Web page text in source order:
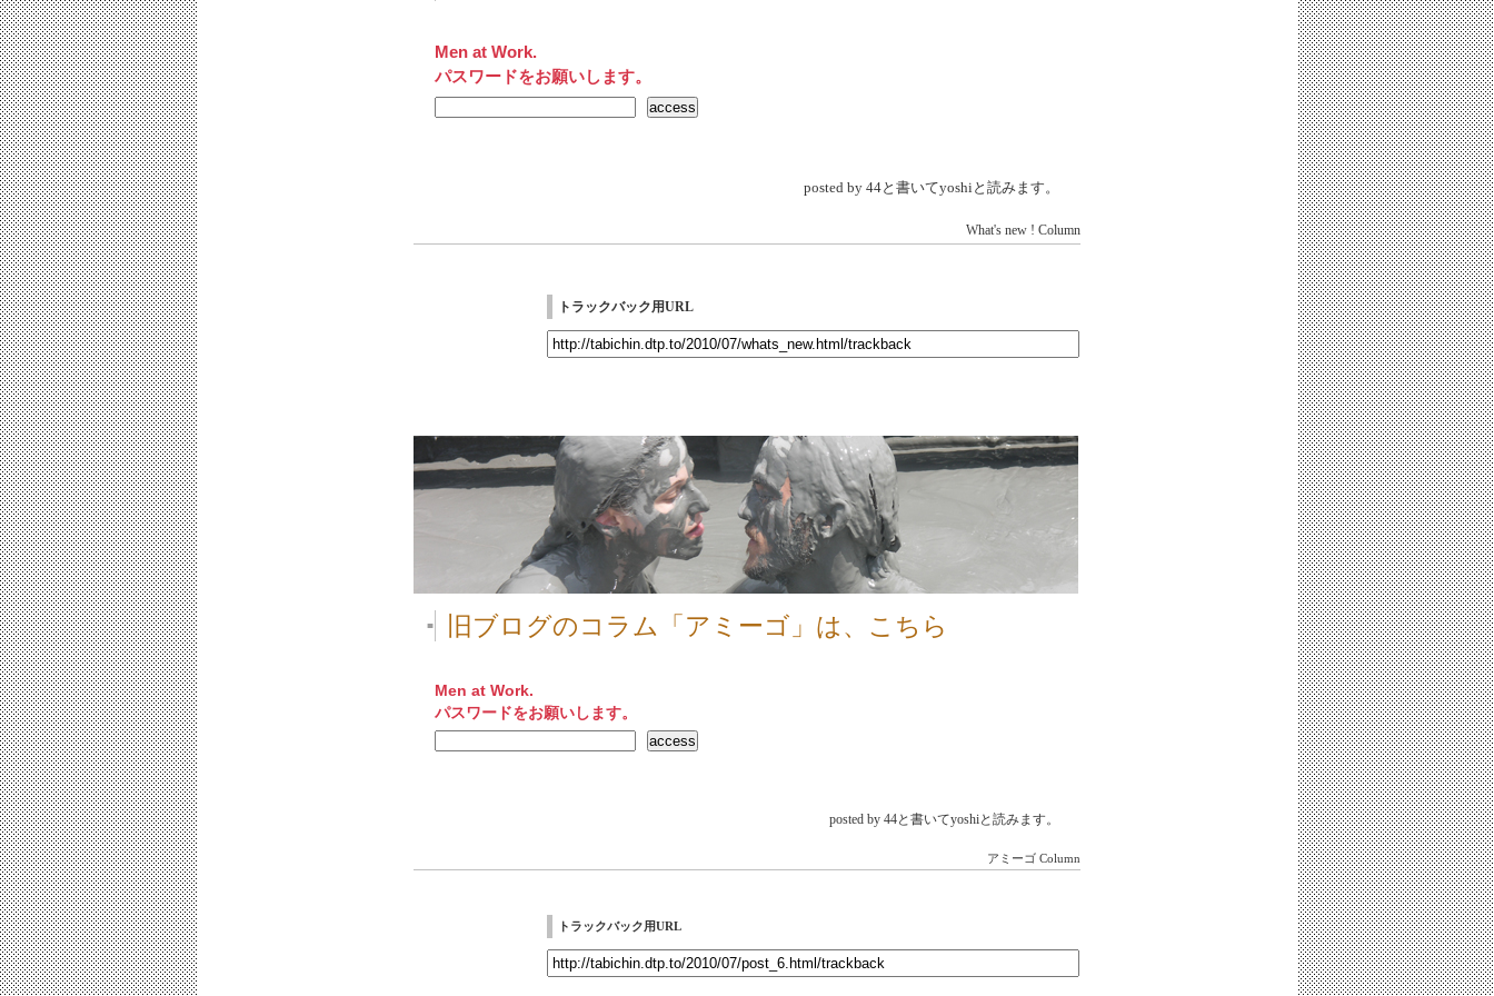
Men at Work.
パスワードをお願いします。
posted by 44と書いてyoshiと読みます。
What's new ! Column
トラックバック用URL
■ 旧ブログのコラム「アミーゴ」は、こちら
Men at Work.
パスワードをお願いします。
posted by 44と書いてyoshiと読みます。
アミーゴ Column
トラックバック用URL